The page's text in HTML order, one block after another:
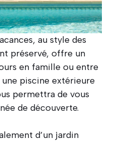
au style des
préservé, offre un
en famille ou entre
piscine extérieure
permettra de vous
de découverte.
d’un jardin